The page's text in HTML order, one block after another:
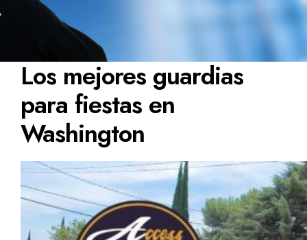
TESTIMONIOS
PREGUNTAS FRECUENTES
CONTÁCTANOS
Los mejores guardias
para fiestas en
Washington